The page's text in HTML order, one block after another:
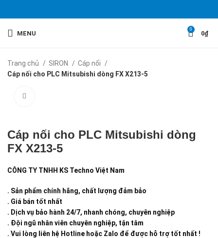
MENU
0
0₫
Trang chủ SIRON
Cáp nối
Cáp nối cho PLC Mitsubishi dòng FX X213-5
Cáp nối cho PLC Mitsubishi dòng
FX X213-5
CÔNG TY TNHH KS Techno Việt Nam
. Sản phẩm chính hãng, chất lượng đảm bảo
. Giá bán tốt nhất
. Dịch vụ bảo hành 24/7, nhanh chóng, chuyên nghiệp
. Đội ngũ nhân viên chuyên nghiệp, tận tâm
. Vui lòng liên hệ Hotline hoặc Zalo để được hỗ trợ tốt nhất !